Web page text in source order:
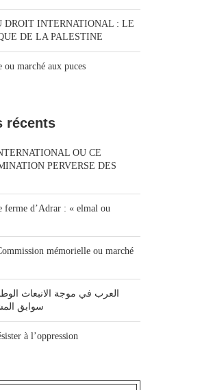
DROIT INTERNATIONAL : LE
DE LA PALESTINE
marché aux puces
récents
OU CE
PERVERSE DES
ferme d’Adrar : « elmal ou
mémorielle ou marché
العرب في موجة الانبعاث
سوابق
à l’oppression